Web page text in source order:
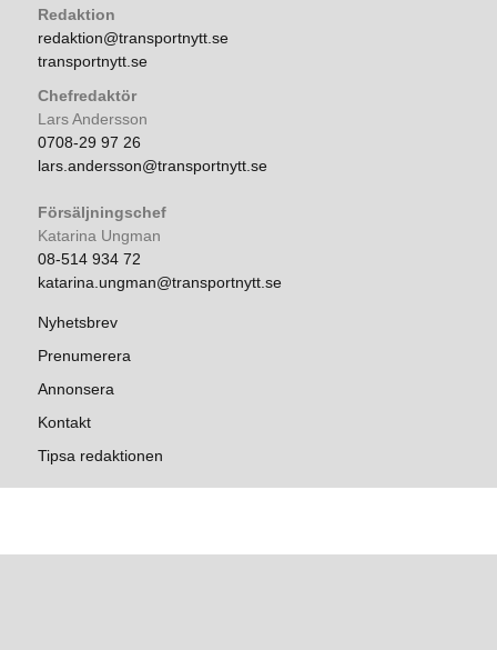
Redaktion
redaktion@transportnytt.se
transportnytt.se
Chefredaktör
Lars Andersson
0708-29 97 26
lars.andersson@transportnytt.se
Försäljningschef
Katarina Ungman
08-514 934 72
katarina.ungman@transportnytt.se
Nyhetsbrev
Prenumerera
Annonsera
Kontakt
Tipsa redaktionen